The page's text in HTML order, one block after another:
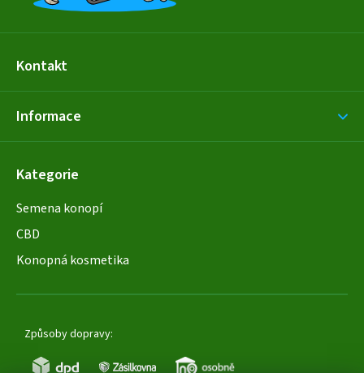
Kontakt
Informace
Kategorie
Semena konopí
CBD
Konopná kosmetika
Způsoby dopravy: